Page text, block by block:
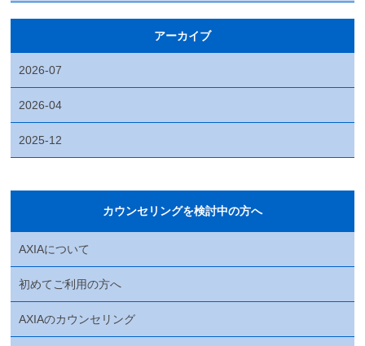
アーカイブ
2026-07
2026-04
2025-12
カウンセリングを検討中の方へ
AXIAについて
初めてご利用の方へ
AXIAのカウンセリング